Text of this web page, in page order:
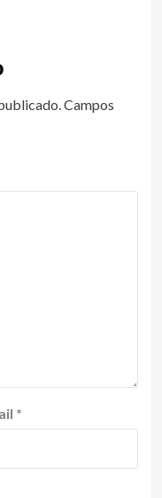
Campos
*